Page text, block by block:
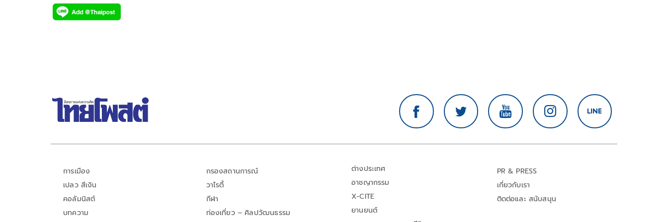
e tt p
การเมือง
เปลว สีเงิน
คอลัมนิสต์
บทความ
กรองสถานการณ์
วาไรตี้
กีฬา
ท่องเที่ยว – ศิลปวัฒนธรรม
ต่างประเทศ
อาชญากรรม
X-CITE
ยานยนต์
PR & PRESS
เกี่ยวกับเรา
ติดต่อและ สนับสนุน